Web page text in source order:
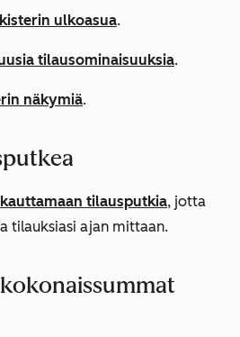
ulkoasua.
tilausominaisuuksia.
näkymiä.
tilausputkia, jotta
tilauksiasi ajan mittaan.